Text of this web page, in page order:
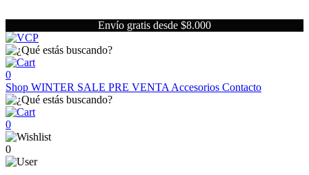
Envío gratis desde $8.000
0
Shop WINTER SALE PRE VENTA Accesorios Contacto
0
0